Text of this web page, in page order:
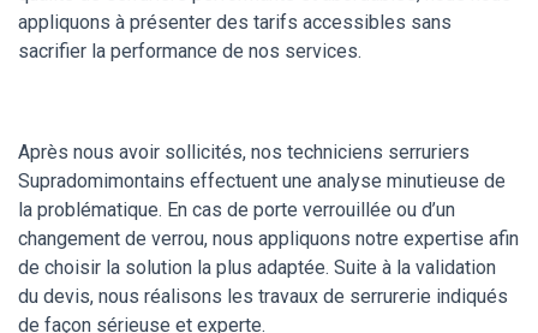
appliquons à présenter des tarifs accessibles sans
sacrifier la performance de nos services.
Après nous avoir sollicités, nos techniciens serruriers
Supradomimontains effectuent une analyse minutieuse de
la problématique. En cas de porte verrouillée ou d’un
changement de verrou, nous appliquons notre expertise afin
de choisir la solution la plus adaptée. Suite à la validation
du devis, nous réalisons les travaux de serrurerie indiqués
de façon sérieuse et experte.